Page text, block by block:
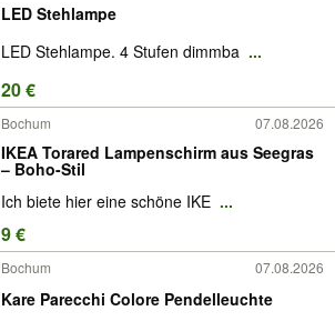
LED Stehlampe
LED Stehlampe. 4 Stufen dimmba ...
20 €
Bochum 07.08.2026
IKEA Torared Lampenschirm aus Seegras
– Boho-Stil
Ich biete hier eine schöne IKE ...
9 €
Bochum 07.08.2026
Kare Parecchi Colore Pendelleuchte